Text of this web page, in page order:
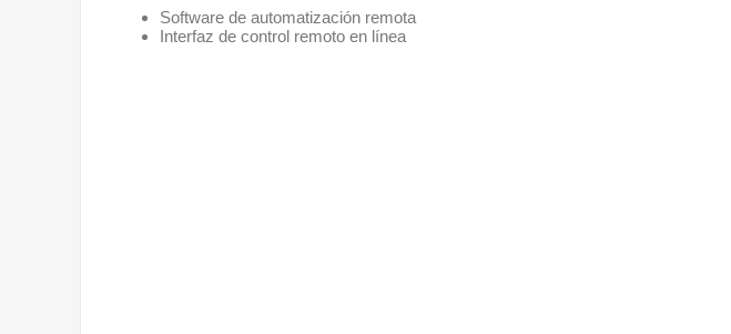
Software de automatización remota
Interfaz de control remoto en línea